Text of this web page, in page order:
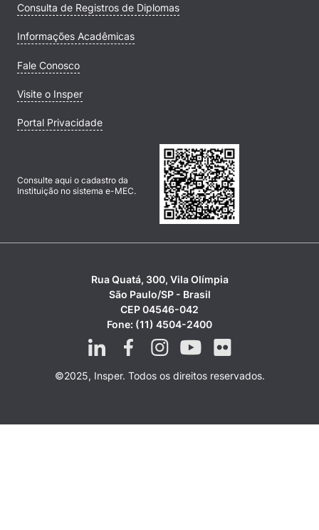
Consulta de Registros de Diplomas
Informações Acadêmicas
Fale Conosco
Visite o Insper
Portal Privacidade
Consulte aqui o cadastro da
Instituição no sistema e-MEC.
Rua Quatá, 300, Vila Olímpia
São Paulo/SP - Brasil
CEP 04546-042
Fone: (11) 4504-2400
©2025, Insper. Todos os direitos reservados.